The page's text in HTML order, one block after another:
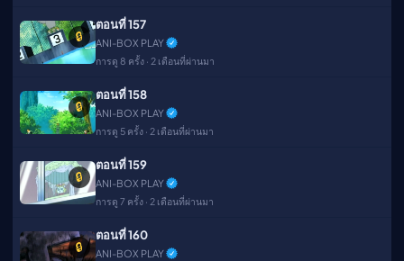
🔒
ตอนที่ 157
ANI-BOX PLAY
การดู 8 ครั้ง · 2 เดือนที่ผ่านมา
🔒
ตอนที่ 158
ANI-BOX PLAY
การดู 5 ครั้ง · 2 เดือนที่ผ่านมา
🔒
ตอนที่ 159
ANI-BOX PLAY
การดู 7 ครั้ง · 2 เดือนที่ผ่านมา
🔒
ตอนที่ 160
ANI-BOX PLAY